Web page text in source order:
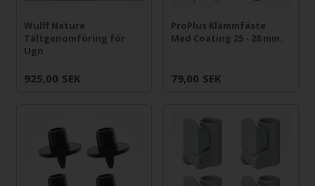
Wulff Nature
Tältgenomföring för
Ugn
925,00 SEK
ProPlus Klämmfäste
Med Coating 25 - 28 mm.
79,00 SEK